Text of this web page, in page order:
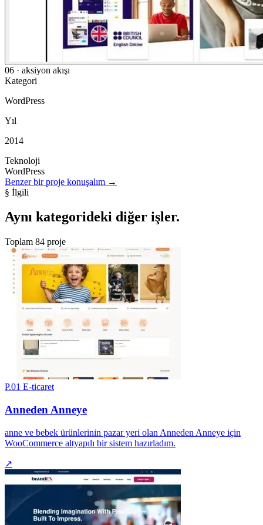
06 · aksiyon akışı
Kategori
WordPress
Yıl
2014
Teknoloji
WordPress
Benzer bir proje konuşalım →
§ İlgili
Aynı kategorideki diğer işler.
Toplam 84 proje
P.01 E-ticaret
Anneden Anneye
anne ve bebek ürünlerinin pazar yeri olan Anneden Anneye için
WooCommerce altyapılı bir sistem hazırladım.
↗